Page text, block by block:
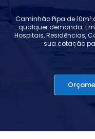
Caminhão Pipa de
qualquer demanda.
Hospitais, Residências,
sua cotação